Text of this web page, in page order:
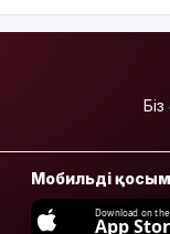
Мобильді
Download on the
App